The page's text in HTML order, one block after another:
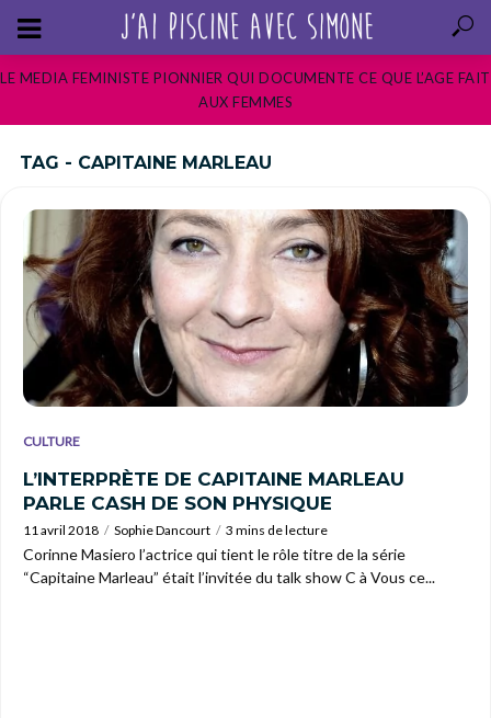
LE MEDIA FEMINISTE PIONNIER QUI DOCUMENTE CE QUE L’AGE FAIT
AUX FEMMES
TAG - CAPITAINE MARLEAU
CULTURE
L’INTERPRÈTE DE CAPITAINE MARLEAU
PARLE CASH DE SON PHYSIQUE
11 avril 2018 Sophie Dancourt 3 mins de lecture
Corinne Masiero l’actrice qui tient le rôle titre de la série
“Capitaine Marleau” était l’invitée du talk show C à Vous ce...